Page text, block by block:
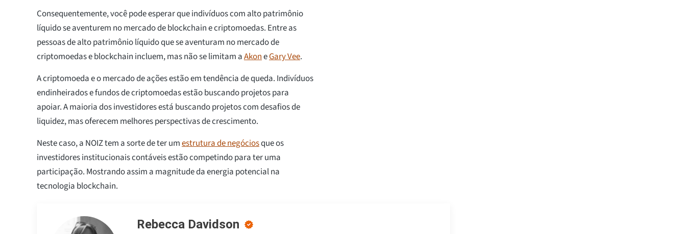
Consequentemente, você pode esperar que indivíduos com alto patrimônio
líquido se aventurem no mercado de blockchain e criptomoedas. Entre as
pessoas de alto patrimônio líquido que se aventuram no mercado de
criptomoedas e blockchain incluem, mas não se limitam aAkoneGary Vee.
A criptomoeda e o mercado de ações estão em tendência de queda. Indivíduos
endinheirados e fundos de criptomoedas estão buscando projetos para
apoiar. A maioria dos investidores está buscando projetos com desafios de
liquidez, mas oferecem melhores perspectivas de crescimento.
Neste caso, a NOIZ tem a sorte de ter umestrutura de negóciosque os
investidores institucionais contáveis estão competindo para ter uma
participação. Mostrando assim a magnitude da energia potencial na
tecnologia blockchain.
Rebecca Davidson